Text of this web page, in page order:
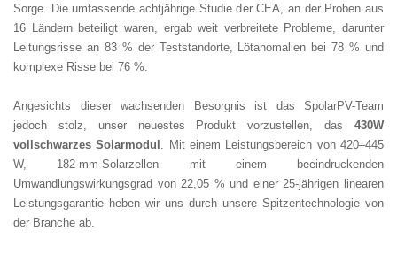
Sorge. Die umfassende achtjährige Studie der CEA, an der Proben aus
16 Ländern beteiligt waren, ergab weit verbreitete Probleme, darunter
Leitungsrisse an 83 % der Teststandorte, Lötanomalien bei 78 % und
komplexe Risse bei 76 %.
Angesichts dieser wachsenden Besorgnis ist das SpolarPV-Team
jedoch stolz, unser neuestes Produkt vorzustellen, das 430W
vollschwarzes Solarmodul . Mit einem Leistungsbereich von 420–445
W, 182-mm-Solarzellen mit einem beeindruckenden
Umwandlungswirkungsgrad von 22,05 % und einer 25-jährigen linearen
Leistungsgarantie heben wir uns durch unsere Spitzentechnologie von
der Branche ab.